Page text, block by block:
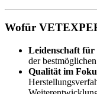
Wofür
Leidenschaft für
der
Qualität im